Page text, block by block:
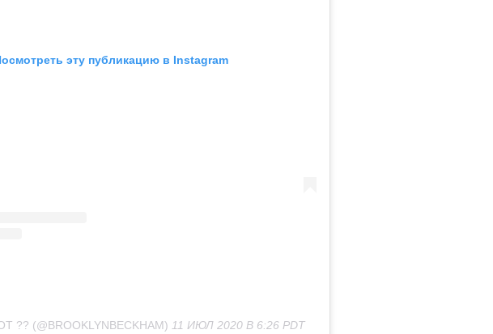
эту публикацию в Instagram
?? (@BROOKLYNBECKHAM) 11 ИЮЛ 2020 В 6:26 PDT